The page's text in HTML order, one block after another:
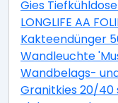
Gies
LONGLIFE AA
Kakteendünger
Wandleuchte
Wandbelags-
Granitkies 20/40